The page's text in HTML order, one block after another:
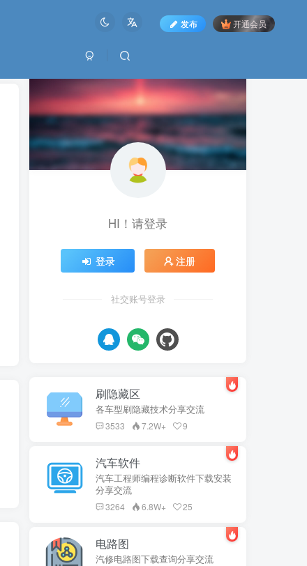
发布 开通会员
HI！请登录
登录 注册
社交账号登录
刷隐藏区
各车型刷隐藏技术分享交流
3533 7.2W+ 9
汽车软件
汽车工程师编程诊断软件下载安装
分享交流
3264 6.8W+ 25
电路图
汽修电路图下载查询分享交流